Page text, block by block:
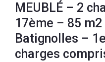
MEUBLÉ – 2
17ème – 85
Batignolles –
charges